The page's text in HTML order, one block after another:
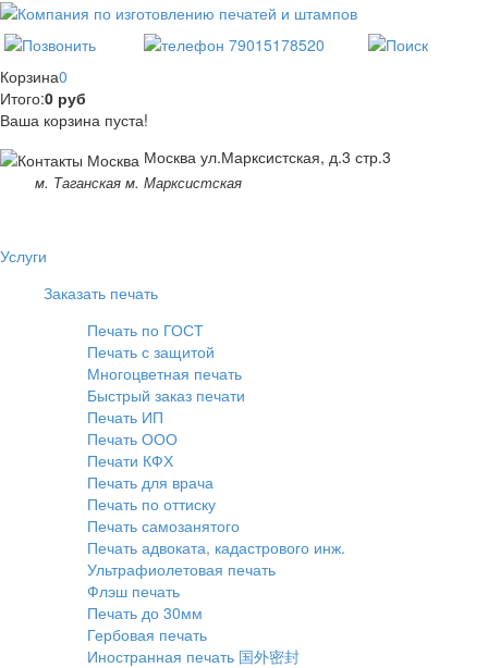
Корзина0
Итого:0 руб
Ваша корзина пуста!
Москва ул.Марксистская, д.3 стр.3
м. Таганская м. Марксистская
Услуги
Заказать печать
Печать по ГОСТ
Печать с защитой
Многоцветная печать
Быстрый заказ печати
Печать ИП
Печать ООО
Печати КФХ
Печать для врача
Печать по оттиску
Печать самозанятого
Печать адвоката, кадастрового инж.
Ультрафиолетовая печать
Флэш печать
Печать до 30мм
Гербовая печать
Иностранная печать 国外密封